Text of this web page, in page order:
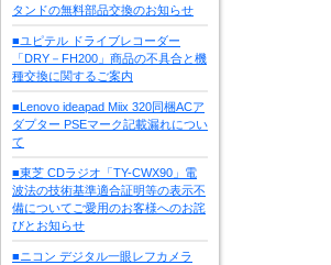
タンドの無料部品交換のお知らせ
■ユピテル ドライブレコーダー
「DRY－FH200」商品の不具合と機
種交換に関するご案内
■Lenovo ideapad Miix 320同梱ACア
ダプター PSEマーク記載漏れについ
て
■東芝 CDラジオ「TY-CWX90」電
波法の技術基準適合証明等の表示不
備についてご愛用のお客様へのお詫
びとお知らせ
■ニコン デジタル一眼レフカメラ